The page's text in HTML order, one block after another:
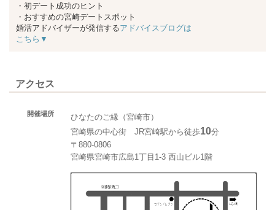
・初デート成功のヒント
・おすすめの宮崎デートスポット
婚活アドバイザーが発信するアドバイスブログは
こちら▼
アクセス
開催場所
ひなたのご縁（宮崎市）
宮崎県の中心街 JR宮崎駅から徒歩10分
〒880-0806
宮崎県宮崎市広島1丁目1-3 西山ビル1階